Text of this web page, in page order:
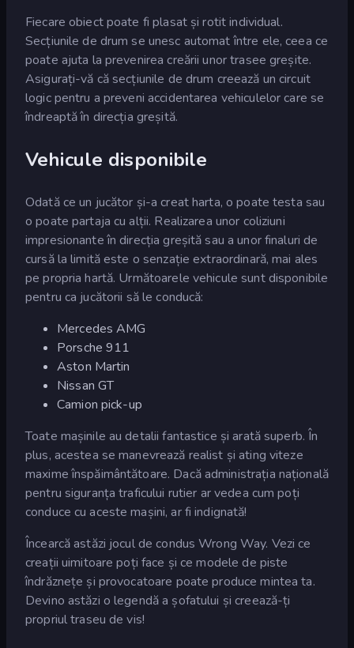
Fiecare obiect poate fi plasat și rotit individual.
Secțiunile de drum se unesc automat între ele, ceea ce
poate ajuta la prevenirea creării unor trasee greșite.
Asigurați-vă că secțiunile de drum creează un circuit
logic pentru a preveni accidentarea vehiculelor care se
îndreaptă în direcția greșită.
Vehicule disponibile
Odată ce un jucător și-a creat harta, o poate testa sau
o poate partaja cu alții. Realizarea unor coliziuni
impresionante în direcția greșită sau a unor finaluri de
cursă la limită este o senzație extraordinară, mai ales
pe propria hartă. Următoarele vehicule sunt disponibile
pentru ca jucătorii să le conducă:
Mercedes AMG
Porsche 911
Aston Martin
Nissan GT
Camion pick-up
Toate mașinile au detalii fantastice și arată superb. În
plus, acestea se manevrează realist și ating viteze
maxime înspăimântătoare. Dacă administrația națională
pentru siguranța traficului rutier ar vedea cum poți
conduce cu aceste mașini, ar fi indignată!
Încearcă astăzi jocul de condus Wrong Way. Vezi ce
creații uimitoare poți face și ce modele de piste
îndrăznețe și provocatoare poate produce mintea ta.
Devino astăzi o legendă a șofatului și creează-ți
propriul traseu de vis!